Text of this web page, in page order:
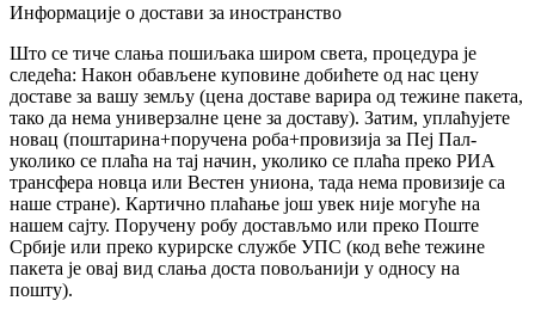
Информације о достави за иностранство
Што се тиче слања пошиљака широм света, процедура је
следећа: Након обављене куповине добићете од нас цену
доставе за вашу земљу (цена доставе варира од тежине пакета,
тако да нема универзалне цене за доставу). Затим, уплаћујете
новац (поштарина+поручена роба+провизија за Пеј Пал-
уколико се плаћа на тај начин, уколико се плаћа преко РИА
трансфера новца или Вестен униона, тада нема провизије са
наше стране). Картично плаћање још увек није могуће на
нашем сајту. Поручену робу достављмо или преко Поште
Србије или преко курирске службе УПС (код веће тежине
пакета је овај вид слања доста повољанији у односу на
пошту).